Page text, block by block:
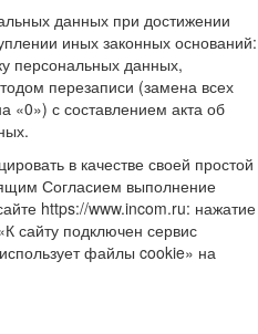
данных при достижении
иных законных оснований:
персональных данных,
перезаписи (замена всех
с составлением акта об
в качестве своей простой
Согласием выполнение
https://www.incom.ru: нажатие
сайту подключен сервис
файлы cookie» на